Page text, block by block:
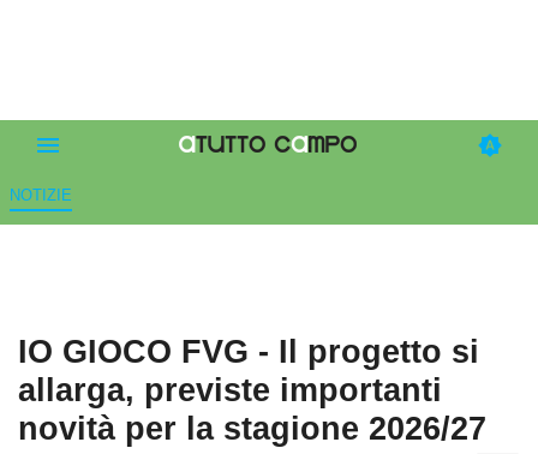
NOTIZIE
IO GIOCO FVG - Il progetto si
allarga, previste importanti
novità per la stagione 2026/27